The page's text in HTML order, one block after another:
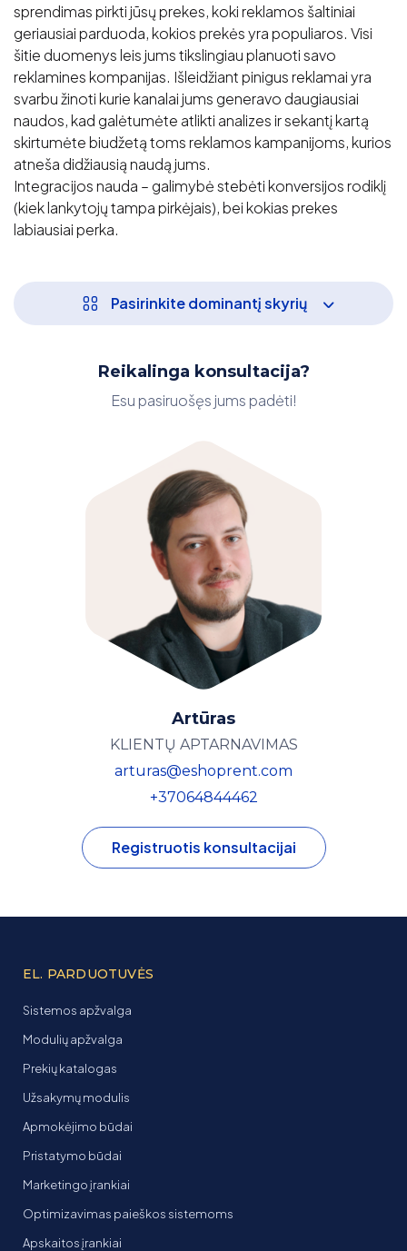
sprendimas pirkti jūsų prekes, koki reklamos šaltiniai
geriausiai parduoda, kokios prekės yra populiaros. Visi
šitie duomenys leis jums tikslingiau planuoti savo
reklamines kompanijas. Išleidžiant pinigus reklamai yra
svarbu žinoti kurie kanalai jums generavo daugiausiai
naudos, kad galėtumėte atlikti analizes ir sekantį kartą
skirtumėte biudžetą toms reklamos kampanijoms, kurios
atneša didžiausią naudą jums.
Integracijos nauda – galimybė stebėti konversijos rodiklį
(kiek lankytojų tampa pirkėjais), bei kokias prekes
labiausiai perka.
Pasirinkite dominantį skyrių
Reikalinga konsultacija?
Esu pasiruošęs jums padėti!
Artūras
KLIENTŲ APTARNAVIMAS
arturas@eshoprent.com
+37064844462
Registruotis konsultacijai
EL. PARDUOTUVĖS
Sistemos apžvalga
Modulių apžvalga
Prekių katalogas
Užsakymų modulis
Apmokėjimo būdai
Pristatymo būdai
Marketingo įrankiai
Optimizavimas paieškos sistemoms
Apskaitos įrankiai